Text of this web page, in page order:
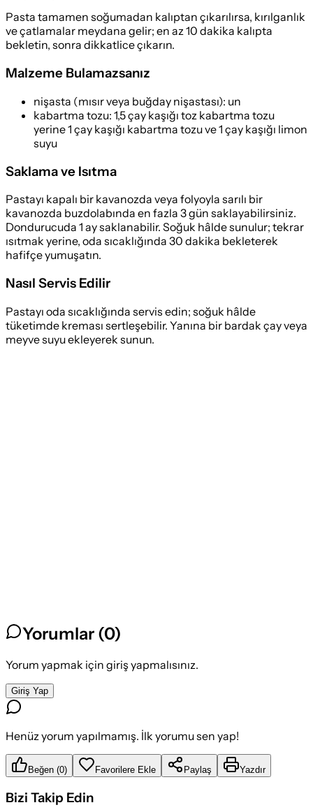
Pasta tamamen soğumadan kalıptan çıkarılırsa, kırılganlık
ve çatlamalar meydana gelir; en az 10 dakika kalıpta
bekletin, sonra dikkatlice çıkarın.
Malzeme Bulamazsanız
nişasta (mısır veya buğday nişastası): un
kabartma tozu: 1,5 çay kaşığı toz kabartma tozu
yerine 1 çay kaşığı kabartma tozu ve 1 çay kaşığı limon
suyu
Saklama ve Isıtma
Pastayı kapalı bir kavanozda veya folyoyla sarılı bir
kavanozda buzdolabında en fazla 3 gün saklayabilirsiniz.
Dondurucuda 1 ay saklanabilir. Soğuk hâlde sunulur; tekrar
ısıtmak yerine, oda sıcaklığında 30 dakika bekleterek
hafifçe yumuşatın.
Nasıl Servis Edilir
Pastayı oda sıcaklığında servis edin; soğuk hâlde
tüketimde kreması sertleşebilir. Yanına bir bardak çay veya
meyve suyu ekleyerek sunun.
Yorumlar (0)
Yorum yapmak için giriş yapmalısınız.
Giriş Yap
Henüz yorum yapılmamış. İlk yorumu sen yap!
Beğen (0) Favorilere Ekle Paylaş Yazdır
Bizi Takip Edin